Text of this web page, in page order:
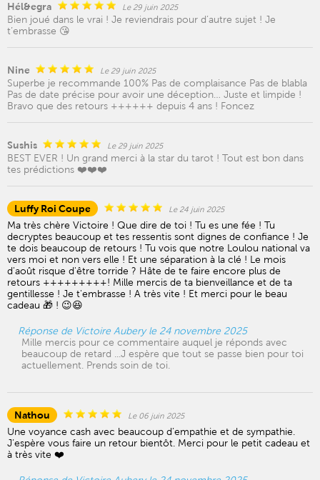
Hél&egra Le 29 juin 2025
Bien joué dans le vrai ! Je reviendrais pour d’autre sujet ! Je
t’embrasse 😘
Nine Le 29 juin 2025
Superbe je recommande 100% Pas de complaisance Pas de blabla
Pas de date précise pour avoir une déception… Juste et limpide !
Bravo que des retours ++++++ depuis 4 ans ! Foncez
Sushis Le 29 juin 2025
BEST EVER ! Un grand merci à la star du tarot ! Tout est bon dans
tes prédictions ❤️❤️❤️
Luffy Roi Coupe Le 24 juin 2025
Ma très chère Victoire ! Que dire de toi ! Tu es une fée ! Tu
decryptes beaucoup et tes ressentis sont dignes de confiance ! Je
te dois beaucoup de retours ! Tu vois que notre Loulou national va
vers moi et non vers elle ! Et une séparation à la clé ! Le mois
d'août risque d'être torride ? Hâte de te faire encore plus de
retours +++++++++! Mille mercis de ta bienveillance et de ta
gentillesse ! Je t'embrasse ! A très vite ! Et merci pour le beau
cadeau 🎁 ! 😉😆
Réponse de Victoire Aubery le 24 novembre 2025
Mille mercis pour ce commentaire auquel je réponds avec
beaucoup de retard ...J espère que tout se passe bien pour toi
actuellement. Prends soin de toi.
Nathou Le 06 juin 2025
Une voyance cash avec beaucoup d’empathie et de sympathie.
J’espère vous faire un retour bientôt. Merci pour le petit cadeau et
à très vite ❤️